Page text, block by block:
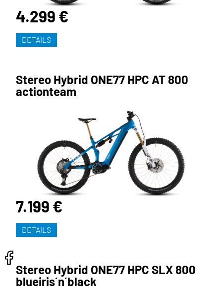
4.299 €
DETAILS
Stereo Hybrid ONE77 HPC AT 800
actionteam
7.199 €
DETAILS
Stereo Hybrid ONE77 HPC SLX 800
blueiris´n´black